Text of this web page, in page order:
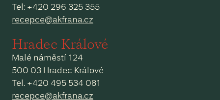
Tel: +420 296 325 355
recepce@akfrana.cz
Hradec Králové
Malé náměstí 124
500 03 Hradec Králové
Tel. +420 495 534 081
recepce@akfrana.cz